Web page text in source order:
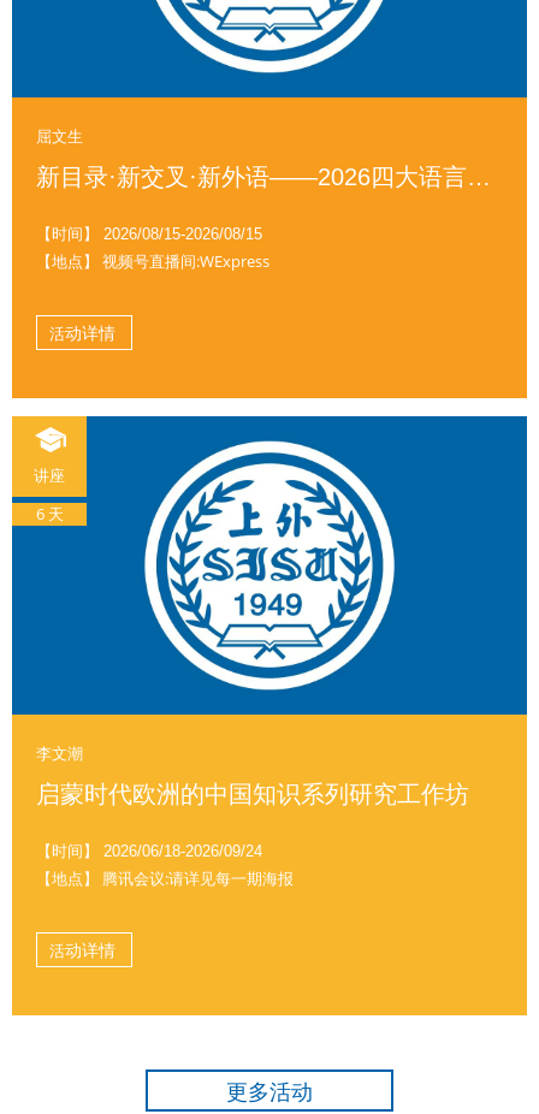
屈文生
新目录·新交叉·新外语——2026四大语言新专业建设专家对话（二）
【时间】 2026/08/15-2026/08/15
【地点】 视频号直播间:WExpress
活动详情
李文潮
启蒙时代欧洲的中国知识系列研究工作坊
【时间】 2026/06/18-2026/09/24
【地点】 腾讯会议:请详见每一期海报
活动详情
讲座
6 天
更多活动